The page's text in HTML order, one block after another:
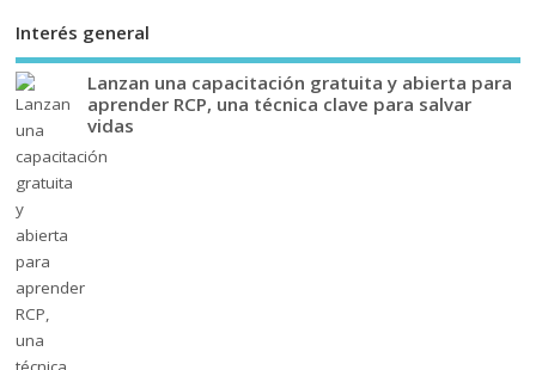
Interés general
Lanzan una capacitación gratuita y abierta para
aprender RCP, una técnica clave para salvar
vidas